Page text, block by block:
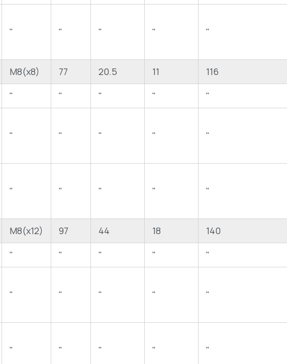
" " " " "
M8(x8) 77 20.5 11
116
" " " "
"
" " " " "
" " " " "
M8(x12) 97 44 18
140
" " " "
"
" " " " "
" " " " "